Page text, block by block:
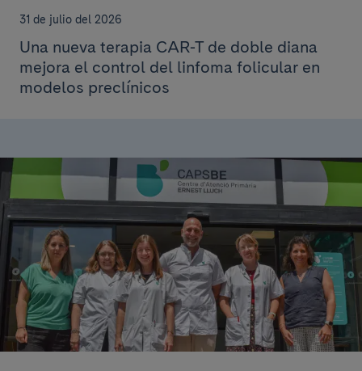
31 de julio del 2026
Una nueva terapia CAR-T de doble diana
mejora el control del linfoma folicular en
modelos preclínicos